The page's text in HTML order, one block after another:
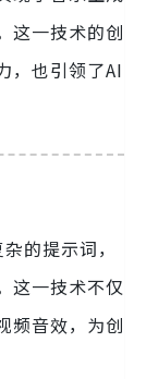
这一技术的创
，也引领了AI
的提示词，
这一技术不仅
频音效，为创